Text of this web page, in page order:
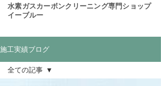
​水素ガスカーボンクリーニング専門ショップ
イーブルー
施工実績ブログ
全ての記事